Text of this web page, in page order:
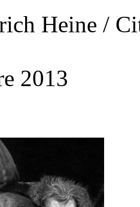
Heine /
2013